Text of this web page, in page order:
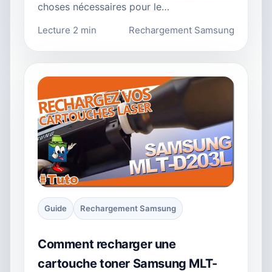
choses nécessaires pour le…
Lecture 2 min Rechargement Samsung
Guide Rechargement Samsung
Comment recharger une
cartouche toner Samsung MLT-